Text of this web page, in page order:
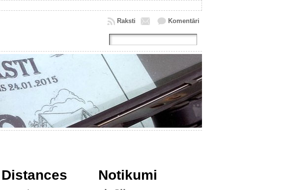
Komentāri
Raksti
Distances Notikumi